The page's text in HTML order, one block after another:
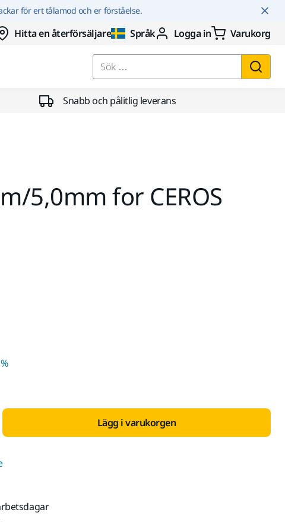
för ert tålamod och er förståelse.
Hitta en återförsäljare Språk Logga in Varukorg
Sök …
Snabb och pålitlig leverans
5,0mm for CEROS
med Moms 25 %
Lägg i varukorgen